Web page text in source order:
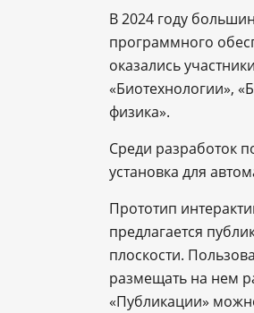
В 2024 году
программного
оказались
«Биотехнологии»,
физика».
Среди разработок
установка для
Прототип
предлагается
плоскости.
размещать на нем
«Публикации»